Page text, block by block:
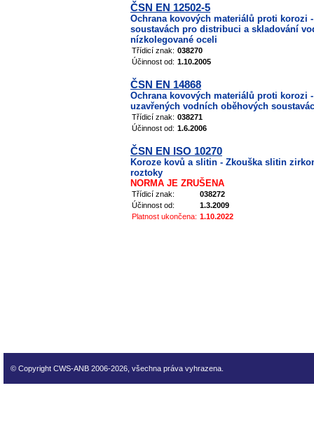
ČSN EN 12502-5
Ochrana kovových materiálů proti korozi
soustavách pro distribuci a skladování
nízkolegované oceli
Třídicí znak: 038270
Účinnost od: 1.10.2005
ČSN EN 14868
Ochrana kovových materiálů proti korozi
uzavřených vodních oběhových
Třídicí znak: 038271
Účinnost od: 1.6.2006
ČSN EN ISO 10270
Koroze kovů a slitin - Zkouška slitin
roztoky
NORMA JE ZRUŠENA
Třídicí znak:
038272
Účinnost od:
1.3.2009
Platnost ukončena: 1.10.2022
© Copyright CWS-ANB 2006-2026, všechna práva vyhrazena.